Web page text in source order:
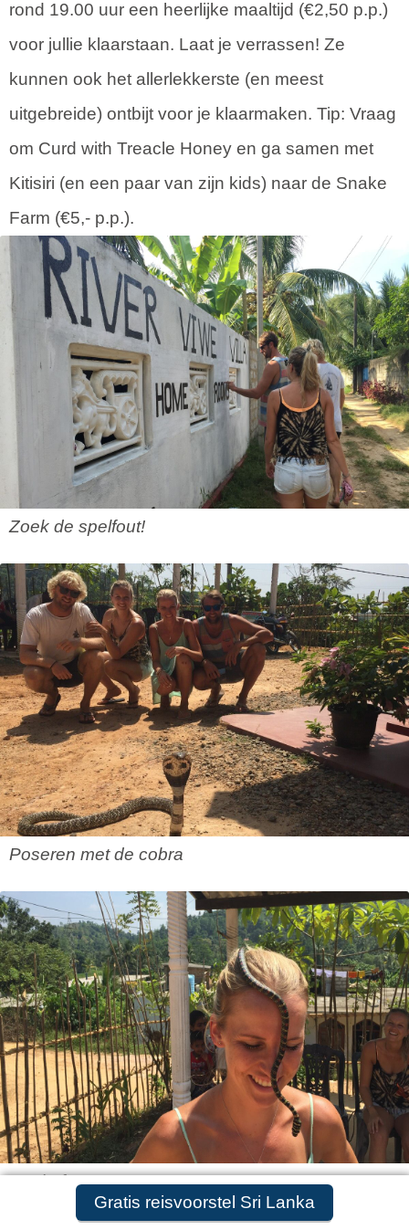
Gratis reisvoorstel aanvragen
rond 19.00 uur een heerlijke maaltijd (€2,50 p.p.)
voor jullie klaarstaan. Laat je verrassen! Ze
kunnen ook het allerlekkerste (en meest
uitgebreide) ontbijt voor je klaarmaken. Tip: Vraag
om Curd with Treacle Honey en ga samen met
Kitisiri (en een paar van zijn kids) naar de Snake
Farm (€5,- p.p.).
Zoek de spelfout!
Poseren met de cobra
Snakefarm
Gratis reisvoorstel Sri Lanka